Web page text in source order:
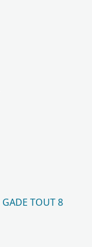
GADE TOUT 8